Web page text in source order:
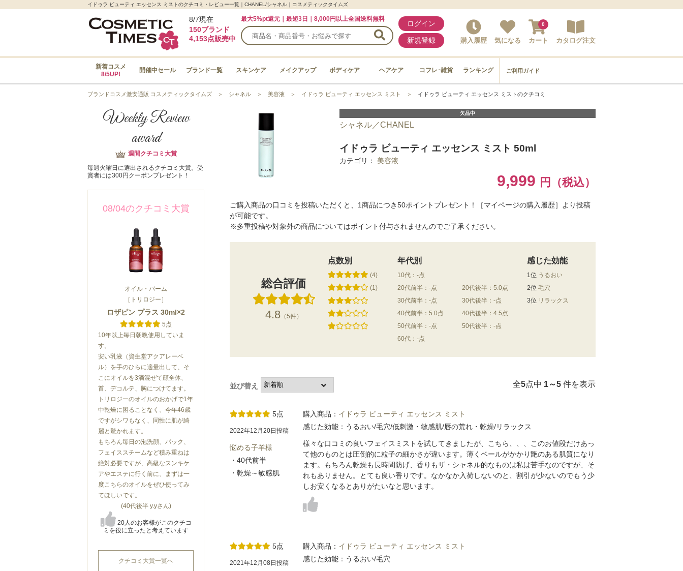
イドゥラ ビューティ エッセンス ミストのクチコミ・レビュー一覧｜CHANEL/シャネル｜コスメティックタイムズ
8/7現在
150ブランド
4,153点販売中
最大5%pt還元｜最短3日｜8,000円以上全国送料無料
ログイン
新規登録 購入履歴 気になる カート
0
カタログ注文
新着コスメ
8/5UP!
開催中セール ブランド一覧 スキンケア メイクアップ ボディケア ヘアケア コフレ･雑貨 ランキング ご利用ガイド
ブランドコスメ激安通販 コスメティックタイムズ ＞ シャネル ＞ 美容液 ＞ イドゥラ ビューティ エッセンス ミスト ＞ イドゥラ ビューティ エッセンス ミストのクチコミ
Weekly Review
award
週間クチコミ大賞
毎週火曜日に選出されるクチコミ大賞。受
賞者には300円クーポンプレゼント！
08/04のクチコミ大賞
オイル・バーム
［トリロジー］
ロザピン プラス 30ml×2
5点
10年以上毎日朝晩使用していま
す。
安い乳液（資生堂アクアレーベ
ル）を手のひらに適量出して、そ
こにオイルを3滴混ぜて顔全体、
首、デコルテ、胸につけてます。
トリロジーのオイルのおかげで1年
中乾燥に困ることなく、今年46歳
ですがシワもなく、同性に肌が綺
麗と驚かれます。
もちろん毎日の泡洗顔、パック、
フェイススチームなど積み重ねは
絶対必要ですが、高級なスンキケ
アやエステに行く前に、まずは一
度こちらのオイルをぜひ使ってみ
てほしいです。
(40代後半 y.yさん)
20人のお客様がこのクチコ
ミを役に立ったと考えています
クチコミ大賞一覧へ
欠品中
シャネル／CHANEL
イドゥラ ビューティ エッセンス ミスト 50ml
カテゴリ： 美容液
9,999 円（税込）
ご購入商品の口コミを投稿いただくと、1商品につき50ポイントプレゼント！［マイページの購入履歴］より投稿
が可能です。
※多重投稿や対象外の商品についてはポイント付与されませんのでご了承ください。
総合評価
4.8（5件）
点数別 年代別 感じた効能
(4) 10代：-点 1位 うるおい
(1)
20代前半：-点 20代後半：5.0点 2位 毛穴
30代前半：-点
30代後半：-点 3位 リラックス
40代前半：5.0点
40代後半：4.5点
50代前半：-点
50代後半：-点
60代：-点
並び替え 全5点中 1～5 件を表示
5点
2022年12月20日投稿
悩める子羊様
・40代前半
・乾燥～敏感肌
購入商品： イドゥラ ビューティ エッセンス ミスト
感じた効能：うるおい/毛穴/低刺激・敏感肌/唇の荒れ・乾燥/リラックス
様々な口コミの良いフェイスミストを試してきましたが、こちら、、、このお値段だけあっ
て他のものとは圧倒的に粒子の細かさが違います。薄くベールがかかり艶のある肌質になり
ます。もちろん乾燥も長時間防げ、香りもザ・シャネル的なものは私は苦手なのですが、そ
れもありません。とても良い香りです。なかなか入荷しないのと、割引が少ないのでもう少
しお安くなるとありがたいなと思います。
5点
2021年12月08日投稿
購入商品： イドゥラ ビューティ エッセンス ミスト
感じた効能：うるおい/毛穴